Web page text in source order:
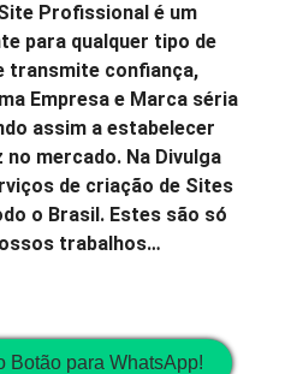
Profissional é um
para qualquer tipo de
transmite confiança,
Empresa e Marca séria
assim a estabelecer
mercado. Na Divulga
de criação de Sites
o Brasil. Estes são só
trabalhos…
Botão para WhatsApp!